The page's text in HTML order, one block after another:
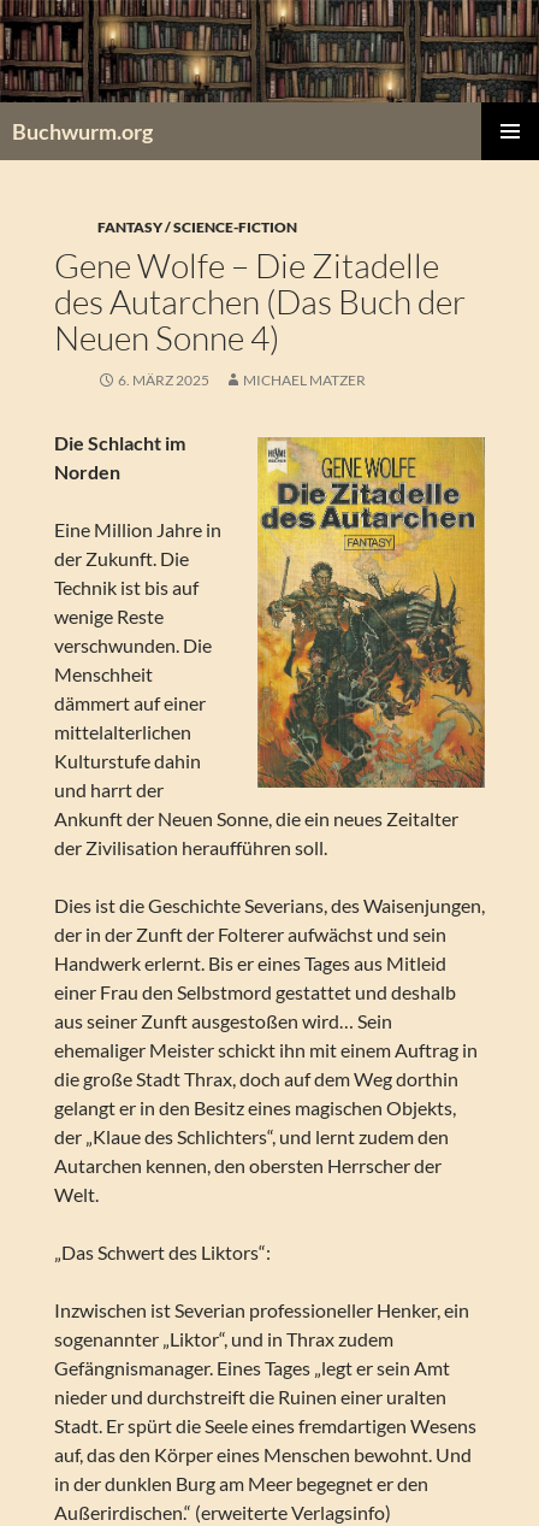
Zum
Inhalt
springen
Buchwurm.org
FANTASY / SCIENCE-FICTION
Gene Wolfe – Die Zitadelle
des Autarchen (Das Buch der
Neuen Sonne 4)
6. MÄRZ 2025 MICHAEL MATZER
Die Schlacht im
Norden
Eine Million Jahre in
der Zukunft. Die
Technik ist bis auf
wenige Reste
verschwunden. Die
Menschheit
dämmert auf einer
mittelalterlichen
Kulturstufe dahin
und harrt der
Ankunft der Neuen Sonne, die ein neues Zeitalter
der Zivilisation heraufführen soll.
Dies ist die Geschichte Severians, des Waisenjungen,
der in der Zunft der Folterer aufwächst und sein
Handwerk erlernt. Bis er eines Tages aus Mitleid
einer Frau den Selbstmord gestattet und deshalb
aus seiner Zunft ausgestoßen wird… Sein
ehemaliger Meister schickt ihn mit einem Auftrag in
die große Stadt Thrax, doch auf dem Weg dorthin
gelangt er in den Besitz eines magischen Objekts,
der „Klaue des Schlichters“, und lernt zudem den
Autarchen kennen, den obersten Herrscher der
Welt.
„Das Schwert des Liktors“:
Inzwischen ist Severian professioneller Henker, ein
sogenannter „Liktor“, und in Thrax zudem
Gefängnismanager. Eines Tages „legt er sein Amt
nieder und durchstreift die Ruinen einer uralten
Stadt. Er spürt die Seele eines fremdartigen Wesens
auf, das den Körper eines Menschen bewohnt. Und
in der dunklen Burg am Meer begegnet er den
Außerirdischen.“ (erweiterte Verlagsinfo)